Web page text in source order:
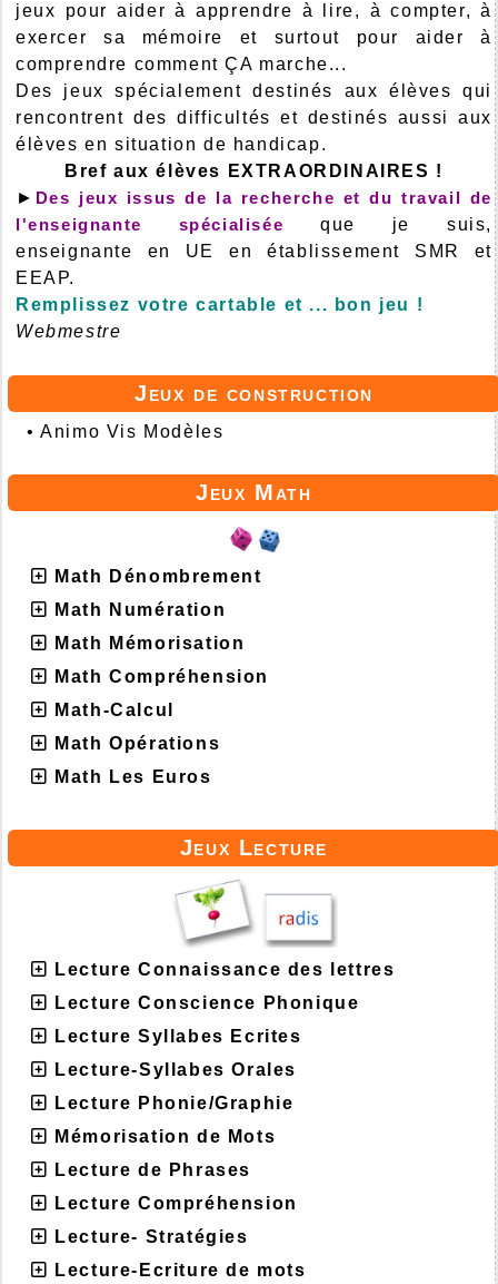
jeux pour aider à apprendre à lire, à compter, à
exercer sa mémoire et surtout pour aider à
comprendre comment ÇA marche...
Des jeux spécialement destinés aux élèves qui
rencontrent des difficultés et destinés aussi aux
élèves en situation de handicap.
Bref aux élèves EXTRAORDINAIRES !
► Des jeux issus de la recherche et du travail de
l'enseignante spécialisée que je suis,
enseignante en UE en établissement SMR et
EEAP.
Remplissez votre cartable et ... bon jeu !
Webmestre
Jeux de construction
•Animo Vis Modèles
Jeux Math
Math Dénombrement
Math Numération
Math Mémorisation
Math Compréhension
Math-Calcul
Math Opérations
Math Les Euros
Jeux Lecture
Lecture Connaissance des lettres
Lecture Conscience Phonique
Lecture Syllabes Ecrites
Lecture-Syllabes Orales
Lecture Phonie/Graphie
Mémorisation de Mots
Lecture de Phrases
Lecture Compréhension
Lecture- Stratégies
Lecture-Ecriture de mots